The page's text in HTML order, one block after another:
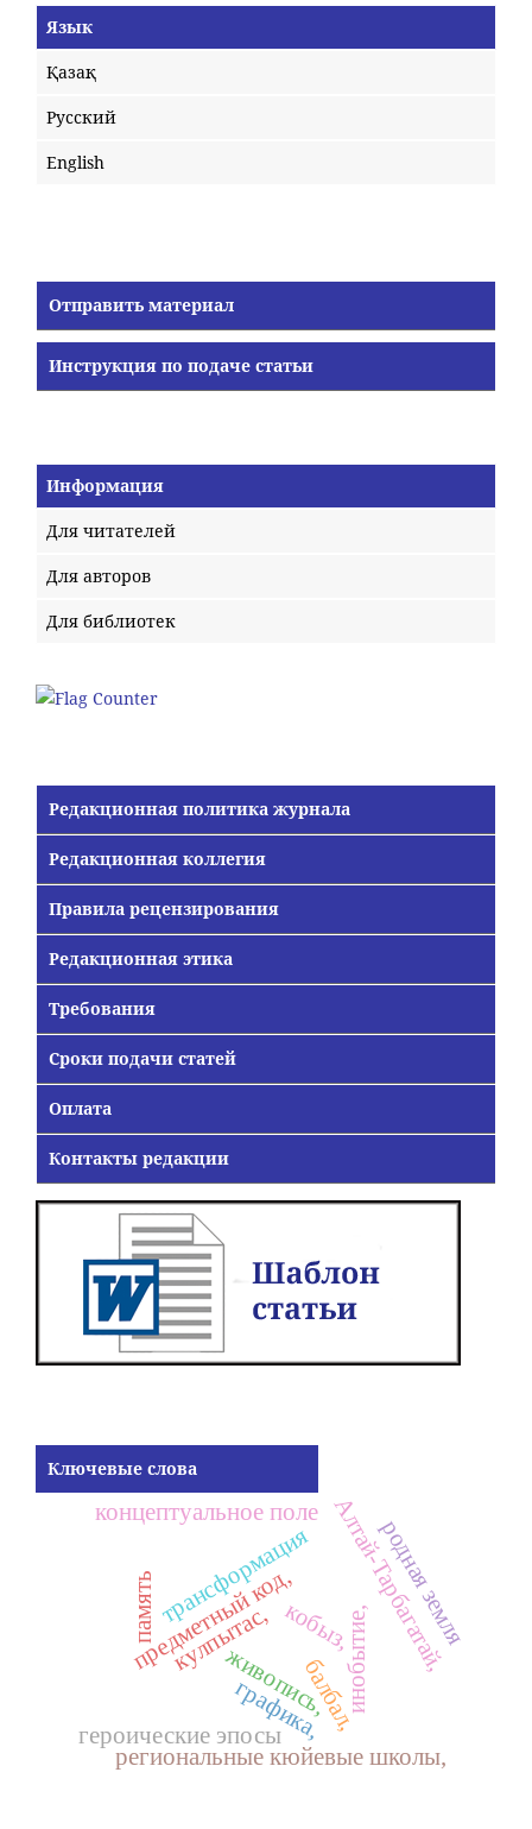
Язык
Қазақ
Русский
English
Отправить материал
Инструкция по подаче статьи
Информация
Для читателей
Для авторов
Для библиотек
Редакционная политика журнала
Редакционная коллегия
Правила рецензирования
Редакционная этика
Требования
Сроки подачи статей
Оплата
Контакты редакции
Ключевые слова
живопись,
графика,
кобыз,
балбал,
кулпытас,
предметный код, инобытие,
память трансформация Алтай-Тарбагатай,
региональные кюйевые школы,
концептуальное поле
родная земля
героические эпосы